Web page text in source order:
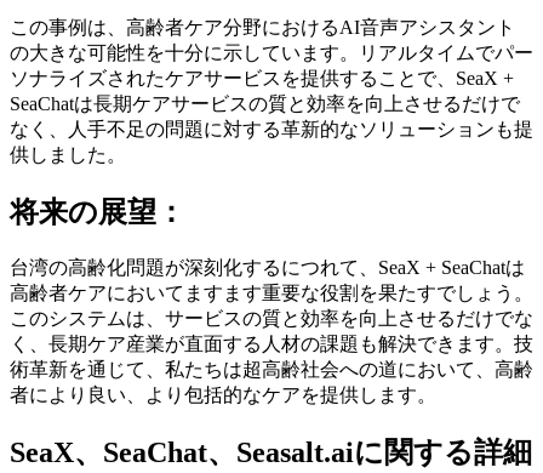
この事例は、高齢者ケア分野におけるAI音声アシスタント
の大きな可能性を十分に示しています。リアルタイムでパー
ソナライズされたケアサービスを提供することで、SeaX +
SeaChatは長期ケアサービスの質と効率を向上させるだけで
なく、人手不足の問題に対する革新的なソリューションも提
供しました。
将来の展望：
台湾の高齢化問題が深刻化するにつれて、SeaX + SeaChatは
高齢者ケアにおいてますます重要な役割を果たすでしょう。
このシステムは、サービスの質と効率を向上させるだけでな
く、長期ケア産業が直面する人材の課題も解決できます。技
術革新を通じて、私たちは超高齢社会への道において、高齢
者により良い、より包括的なケアを提供します。
SeaX、SeaChat、Seasalt.aiに関する詳細